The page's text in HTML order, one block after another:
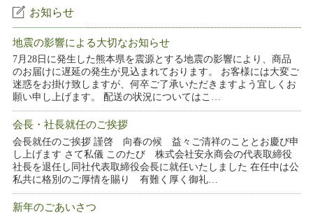
お知らせ
地震の影響による大切なお知らせ
7月28日に発生した熊本県を震源とする地震の影響により、商品
のお届けに遅延の発生が見込まれております。 お客様には大変ご
迷惑をお掛け致しますが、何卒ご了承いただきますよう宜しくお
願い申し上げます。 配送の状況についてはこ…
会長・社長就任のご挨拶
会長就任のご挨拶 謹啓 向春の候 益々ご清祥のこととお慶び申
し上げます さて私儀 このたび 株式会社安永商会の代表取締役
社長を退任し同社代表取締役会長に就任いたしました 在任中は公
私共に格別のご厚情を賜り 有難く厚く御礼…
新年のごあいさつ